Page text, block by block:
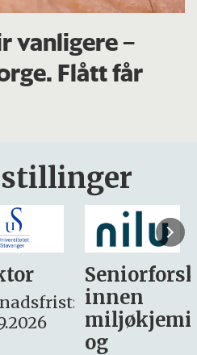
vanligere –
Flått får
stillinger
søker
– fast